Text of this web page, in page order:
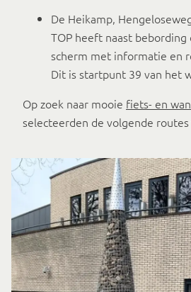
De Heikamp,
TOP heeft naast
scherm met informatie en
Dit is startpunt 39 van het
Op zoek naar mooie fiets- en
selecteerden de volgende